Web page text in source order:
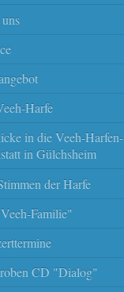
Harfe
in die Veeh-Harfen-
in Gülchsheim
der Harfe
Familie"
CD "Dialog"